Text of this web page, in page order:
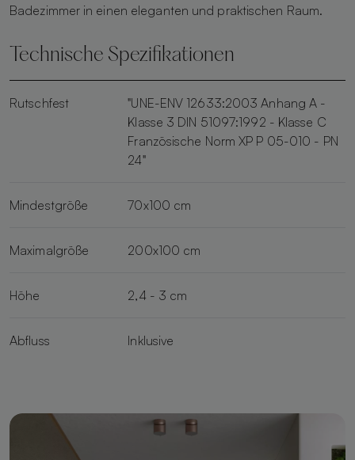
Badezimmer in einen eleganten und praktischen Raum.
Technische Spezifikationen
Rutschfest
"UNE-ENV 12633:2003 Anhang A -
Klasse 3 DIN 51097:1992 - Klasse C
Französische Norm XP P 05-010 - PN
24"
Mindestgröße 70x100 cm
Maximalgröße 200x100 cm
Höhe 2,4 - 3 cm
Abfluss Inklusive